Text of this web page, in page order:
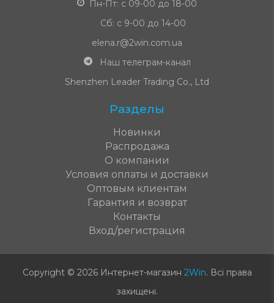
Пн-Пт: с 09-00 до 18-00
Сб: с 9-00 до 14-00
elena.r@2win.com.ua
Наш телеграм-канал
Shenzhen Leader Trading Co., Ltd
Разделы
Новинки
Распродажа
О компании
Условия оплаты и доставки
Оптовым клиентам
Гарантия и возврат
Контакты
Вход/регистрация
Copyright © 2026 Интернет-магазин 2Win. Всі права
захищені.